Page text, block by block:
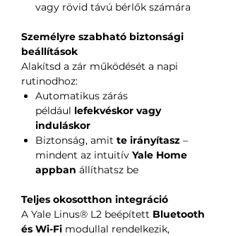
vagy rövid távú bérlők számára
Személyre szabható biztonsági
beállítások
Alakítsd a zár működését a napi
rutinodhoz:
Automatikus zárás
például lefekvéskor vagy
induláskor
Biztonság, amit te irányítasz –
mindent az intuitív Yale Home
appban állíthatsz be
Teljes okosotthon integráció
A Yale Linus® L2 beépített Bluetooth
és Wi-Fi modullal rendelkezik,